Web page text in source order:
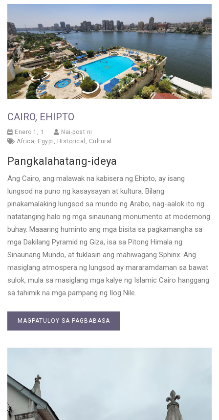
CAIRO, EHIPTO
Enero 1, 1
Nai-post ni
Africa
Egypt Historical Cultural
Pangkalahatang-ideya
Ang Cairo, ang malawak na kabisera ng Ehipto, ay isang
lungsod na puno ng kasaysayan at kultura. Bilang
pinakamalaking lungsod sa mundo ng Arabo, nag-aalok ito ng
natatanging halo ng mga sinaunang monumento at modernong
buhay. Maaaring huminto ang mga bisita sa pagkamangha sa
mga Dakilang Pyramid ng Giza, isa sa Pitong Himala ng
Sinaunang Mundo, at tuklasin ang mahiwagang Sphinx. Ang
masiglang atmospera ng lungsod ay mararamdaman sa bawat
sulok, mula sa masiglang mga kalye ng Islamic Cairo hanggang
sa tahimik na mga pampang ng Ilog Nile.
MAGPATULOY SA PAGBABASA